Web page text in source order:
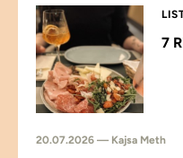
7
20.07.2026 — Kajsa Meth